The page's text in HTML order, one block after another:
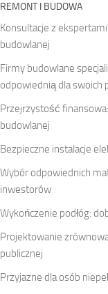
REMONT I BUDOWA
Konsultacje z
budowlanej
Firmy budowlane
odpowiednią dla swoich
Przejrzystość
budowlanej
Bezpieczne instalacje
Wybór odpowiednich
inwestorów
Wykończenie podłóg:
Projektowanie
publicznej
Przyjazne dla osób